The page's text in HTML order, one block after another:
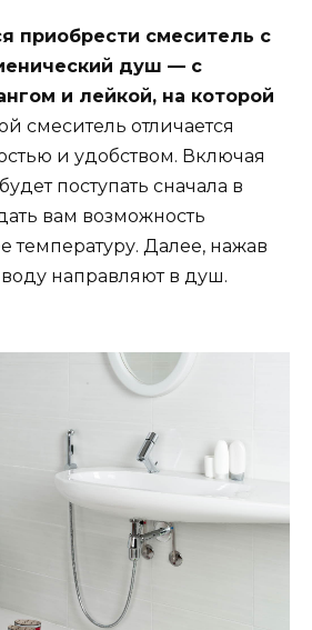
приобрести смеситель с
душ — с
и лейкой, на которой
смеситель отличается
и удобством. Включая
поступать сначала в
вам возможность
температуру. Далее, нажав
направляют в душ.